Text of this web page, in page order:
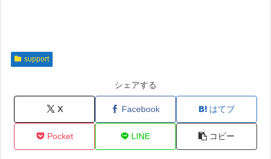
support
シェアする
X Facebook はてブ
Pocket LINE コピー